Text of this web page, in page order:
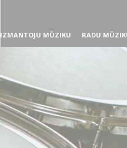
IZMANTOJU MŪZIKU RADU